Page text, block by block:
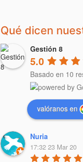
Qué dicen
Gestión 8
5.0
Basado en 10
valóranos en
Nuria
17:32 23 Mar 20